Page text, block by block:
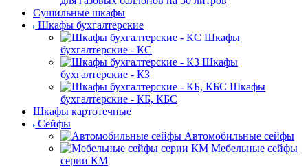
Сушильные шкафы
Шкафы бухгалтерские
Шкафы
бухгалтерские - КС
Шкафы
бухгалтерские - КЗ
Шкафы
бухгалтерские - КБ, КБС
Шкафы картотечные
Сейфы
Автомобильные сейфы
Мебельные сейфы
серии КМ